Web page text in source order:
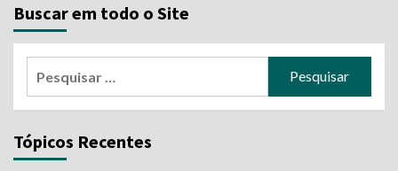
Buscar em todo o Site
Tópicos Recentes